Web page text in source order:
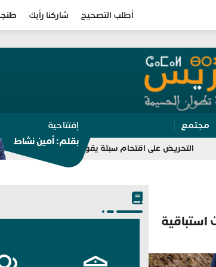
أطلب التصحيح شاركنا رأيك
مجتمع
على اقتحام سبتة يقود مسيري مجموعة “واتساب”
إفتتاحية
بقلم: أمين نشاط